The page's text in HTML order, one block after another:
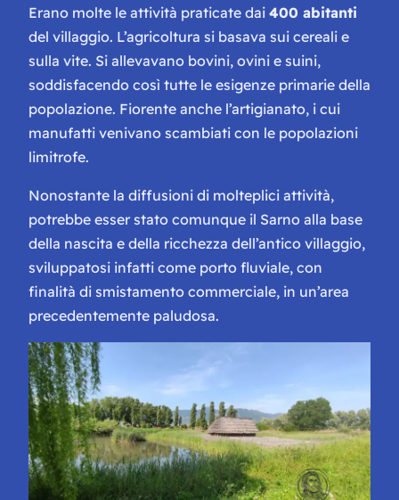
Erano molte le attività praticate dai 400 abitanti
del villaggio. L’agricoltura si basava sui cereali e
sulla vite. Si allevavano bovini, ovini e suini,
soddisfacendo così tutte le esigenze primarie della
popolazione. Fiorente anche l’artigianato, i cui
manufatti venivano scambiati con le popolazioni
limitrofe.
Nonostante la diffusioni di molteplici attività,
potrebbe esser stato comunque il Sarno alla base
della nascita e della ricchezza dell’antico villaggio,
sviluppatosi infatti come porto fluviale, con
finalità di smistamento commerciale, in un’area
precedentemente paludosa.